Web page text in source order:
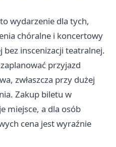
wydarzenie dla tych,
chóralne i koncertowy
inscenizacji teatralnej.
przyjazd
zwłaszcza przy dużej
Zakup biletu w
miejsce, a dla osób
cena jest wyraźnie